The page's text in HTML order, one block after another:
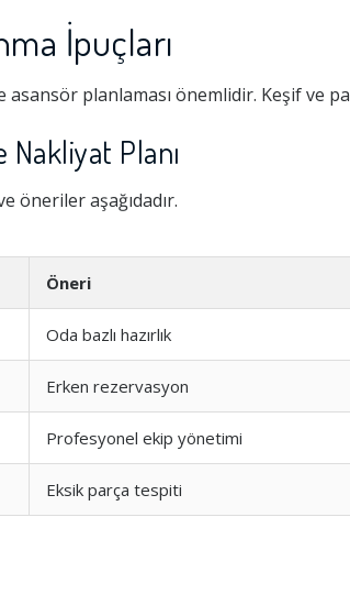
İpuçları
planlaması önemlidir. Keşif ve
Planı
öneriler aşağıdadır.
Öneri
Oda bazlı hazırlık
Erken rezervasyon
Profesyonel ekip yönetimi
Eksik parça tespiti